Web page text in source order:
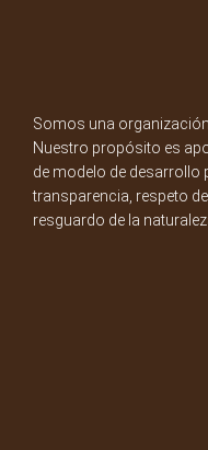
Somos una
Nuestro propósito es
de modelo de desarrollo
transparencia, respeto
resguardo de la